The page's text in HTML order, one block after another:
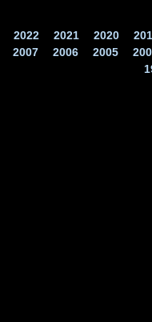
2022 2021 2020
2007 2006 2005